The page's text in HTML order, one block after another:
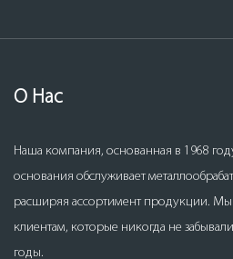
О Нас
Наша компания, основанная в 1968
основания обслуживает
расширяя ассортимент продукции.
клиентам, которые никогда не
годы.